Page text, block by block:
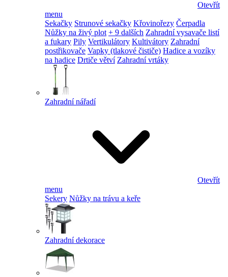
Otevřít
menu
Sekačky Strunové sekačky Křovinořezy Čerpadla
Nůžky na živý plot + 9 dalších Zahradní vysavače listí
a fukary Pily Vertikulátory Kultivátory Zahradní
postřikovače Vapky (tlakové čističe) Hadice a vozíky
na hadice Drtiče větví Zahradní vrtáky
Zahradní nářadí
Otevřít
menu
Sekery Nůžky na trávu a keře
Zahradní dekorace